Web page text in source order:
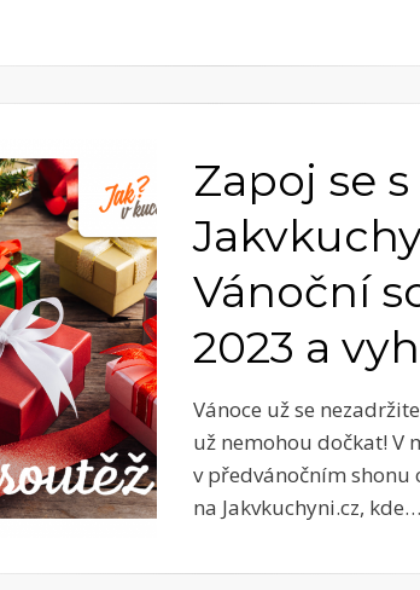
Zapoj se s
Vánoční
2023 a
Vánoce už se
už nemohou dočkat! V
v předvánočním shonu
na Jakvkuchyni.cz, kde…